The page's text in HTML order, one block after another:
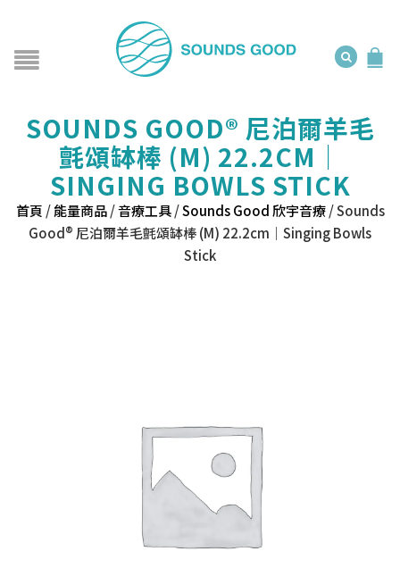
SOUNDS GOOD® 尼泊爾羊毛
氈頌缽棒 (M) 22.2CM｜
SINGING BOWLS STICK
首頁 / 能量商品 /音療工具 /Sounds Good 欣宇音療 /Sounds
Good® 尼泊爾羊毛氈頌缽棒 (M) 22.2cm｜Singing Bowls
Stick